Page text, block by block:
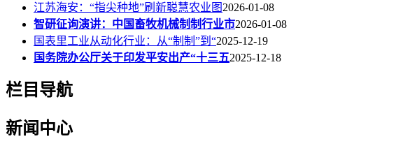
江苏海安：“指尖种地”刷新聪慧农业图 2026-01-08
智研征询演讲：中国畜牧机械制制行业市2026-01-08
国表里工业从动化行业：从“制制”到“2025-12-19
国务院办公厅关于印发平安出产“十三五2025-12-18
栏目导航
新闻中心